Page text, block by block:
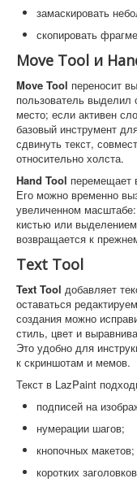
замаскировать
скопировать
Move Tool и
Move Tool переносит
пользователь выделил
место; если активен
базовый инструмент
сдвинуть текст,
относительно холста.
Hand Tool перемещает
Его можно временно
увеличенном
кистью или
возвращается к
Text Tool
Text Tool добавляет
оставаться
создания можно
стиль, цвет и
Это удобно для
к скриншотам и мемов.
Текст в LazPaint
подписей на
нумерации шагов;
кнопочных макетов;
коротких